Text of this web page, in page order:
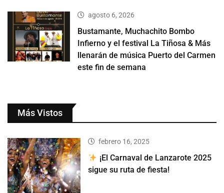
agosto 6, 2026
Bustamante, Muchachito Bombo
Infierno y el festival La Tiñosa & Más
llenarán de música Puerto del Carmen
este fin de semana
Más Vistos
febrero 16, 2025
¡El Carnaval de Lanzarote 2025
sigue su ruta de fiesta!